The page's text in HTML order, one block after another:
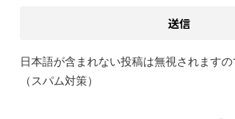
日本語が含まれない投稿は無視されますの
（スパム対策）